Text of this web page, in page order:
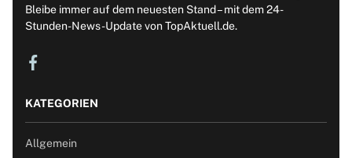
Bleibe immer auf dem neuesten Stand – mit dem 24-
Stunden-News-Update von TopAktuell.de.
KATEGORIEN
Allgemein